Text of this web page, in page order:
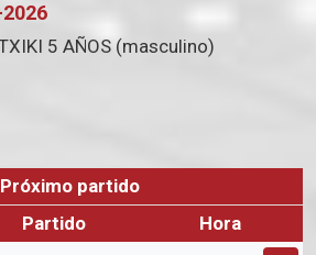
5 AÑOS (masculino)
Próximo partido
Partido Hora